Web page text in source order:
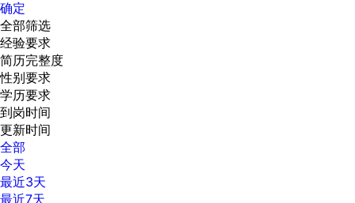
确定
全部筛选
经验要求
简历完整度
性别要求
学历要求
到岗时间
更新时间
全部
今天
最近3天
最近7天